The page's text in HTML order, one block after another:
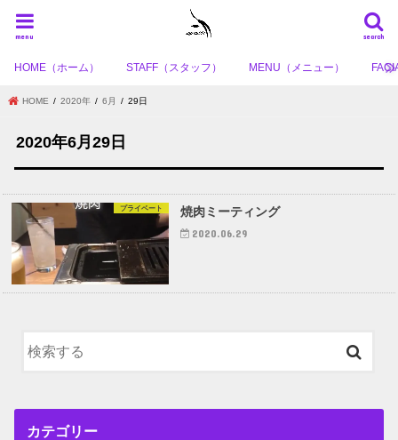
search
menu
HOME（ホーム） STAFF（スタッフ） MENU（メニュー）
HOME 2020年 6月 29日
2020年6月29日
プライベート 焼肉ミーティング
2020.06.29
カテゴリー